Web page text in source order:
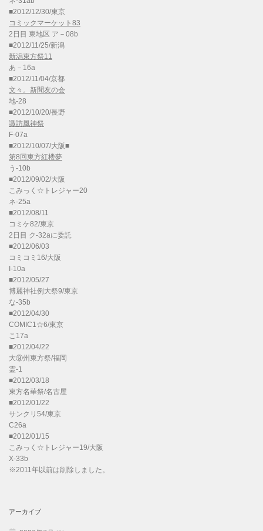
■2012/12/30/東京
コミックマーケット83
2日目 東地区 ア－08b
■2012/11/25/新潟
新潟東方祭11
あ－16a
■2012/11/04/京都
文々。新聞友の会
地-28
■2012/10/20/長野
諏訪風神祭
F-07a
■2012/10/07/大阪■
第8回東方紅楼夢
う-10b
■2012/09/02/大阪
こみっく☆トレジャー20
ネ-25a
■2012/08/11
コミケ82/東京
2日目 ク-32aに委託
■2012/06/03
コミコミ16/大阪
I-10a
■2012/05/27
博麗神社例大祭9/東京
な-35b
■2012/04/30
COMIC1☆6/東京
こ17a
■2012/04/22
大⑨州東方祭/福岡
霊-1
■2012/03/18
東方名華祭/名古屋
■2012/01/22
サンクリ54/東京
C26a
■2012/01/15
こみっく☆トレジャー19/大阪
X-33b
※2011年以前は削除しました。
アーカイブ